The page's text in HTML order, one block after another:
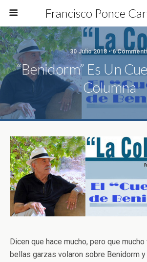
Francisco Ponce
30 Julio 2018 • 6
“Benidorm” Es Un
Columna
Dicen que hace mucho, pero que
bellas garzas volaron sobre Benidorm